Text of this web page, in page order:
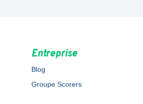
Entreprise
Blog
Groupe Scorers